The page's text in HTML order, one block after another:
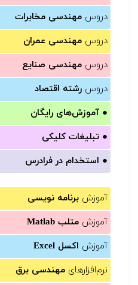
دروس مهندسی مخابرات
دروس مهندسی عمران
دروس مهندسی صنایع
دروس رشته اقتصاد
● آموزش‌های رایگان
● تبلیغات کلیکی
● استخدام در فرادرس
آموزش برنامه نویسی
آموزش متلب Matlab
آموزش اکسل Excel
نرم‌افزارهای مهندسی برق